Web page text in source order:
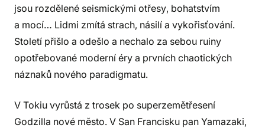
jsou rozdělené seismickými otřesy, bohatstvím
a mocí… Lidmi zmítá strach, násilí a vykořisťování.
Století přišlo a odešlo a nechalo za sebou ruiny
opotřebované moderní éry a prvních chaotických
náznaků nového paradigmatu.
V Tokiu vyrůstá z trosek po superzemětřesení
Godzilla nové město. V San Francisku pan Yamazaki,